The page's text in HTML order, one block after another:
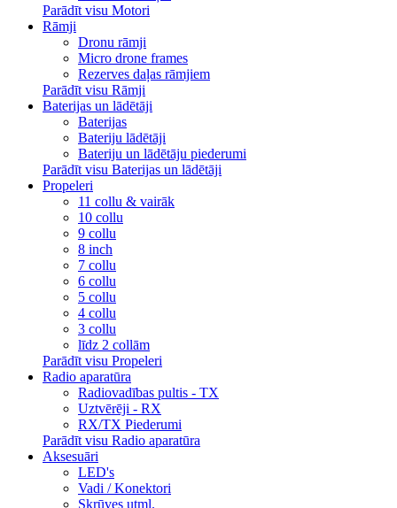
Parādīt visu Motori
Rāmji
Dronu rāmji
Micro drone frames
Rezerves daļas rāmjiem
Parādīt visu Rāmji
Baterijas un lādētāji
Baterijas
Bateriju lādētāji
Bateriju un lādētāju piederumi
Parādīt visu Baterijas un lādētāji
Propeleri
11 collu & vairāk
10 collu
9 collu
8 inch
7 collu
6 collu
5 collu
4 collu
3 collu
līdz 2 collām
Parādīt visu Propeleri
Radio aparatūra
Radiovadības pultis - TX
Uztvērēji - RX
RX/TX Piederumi
Parādīt visu Radio aparatūra
Aksesuāri
LED's
Vadi / Konektori
Skrūves utml.